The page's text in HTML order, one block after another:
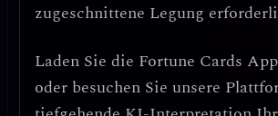
zugeschnittene Legung
Laden Sie die Fortune Cards
oder besuchen Sie unsere